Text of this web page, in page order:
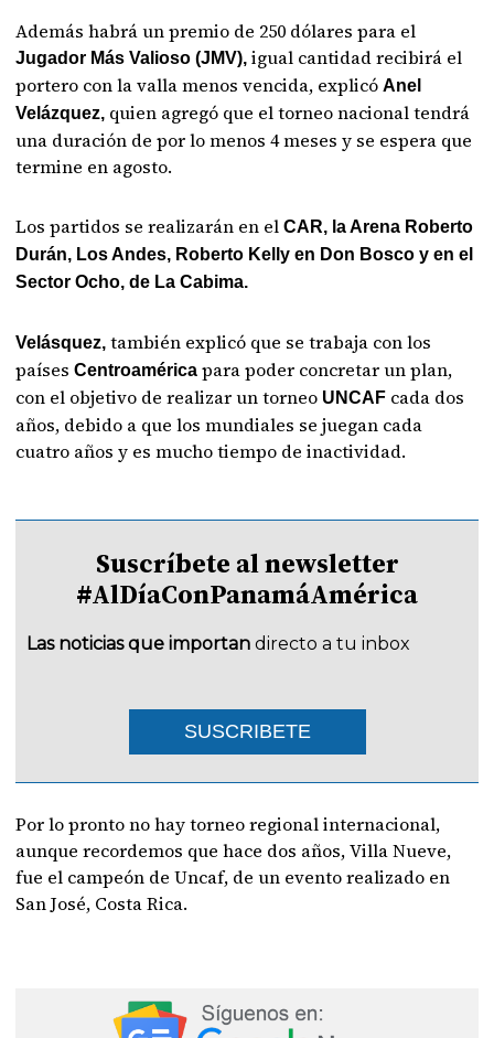
Además habrá un premio de 250 dólares para el
Jugador Más Valioso (JMV),igual cantidad recibirá el
portero con la valla menos vencida, explicóAnel
Velázquez, quien agregó que el torneo nacional tendrá
una duración de por lo menos 4 meses y se espera que
termine en agosto.
Los partidos se realizarán en elCAR, la Arena Roberto
Durán, Los Andes, Roberto Kelly en Don Bosco y en el
Sector Ocho, de La Cabima.
Velásquez, también explicó que se trabaja con los
paísesCentroamérica para poder concretar un plan,
con el objetivo de realizar un torneo UNCAF cada dos
años, debido a que los mundiales se juegan cada
cuatro años y es mucho tiempo de inactividad.
Suscríbete al newsletter
#AlDíaConPanamáAmérica
Las noticias que importan directo a tu inbox
SUSCRIBETE
Por lo pronto no hay torneo regional internacional,
aunque recordemos que hace dos años, Villa Nueve,
fue el campeón de Uncaf, de un evento realizado en
San José, Costa Rica.